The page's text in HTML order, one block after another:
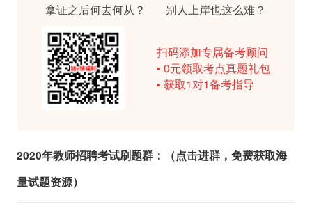
拿证之后何去何从？
别人上岸也这么难？
扫码添加专属备考顾问
▪ 0元领取考点真题礼包
▪ 获取1对1备考指导
2020年教师招聘考试刷题群：
（点击进群，免费获取海
量试题资源）